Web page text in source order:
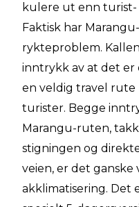
kulere ut enn turist-
Faktisk har
rykteproblem.
inntrykk av at det
en veldig travel rute
turister. Begge
Marangu-ruten,
stigningen og
veien, er det
akklimatisering. Det